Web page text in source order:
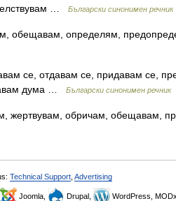
…
Български синонимен речник
обещавам, определям,
се, отдавам се, придавам се,
дума …
Български синонимен речник
жертвувам, обричам, обещавам,
Technical Support Advertising
Joomla, Drupal, WordPress, MODx.